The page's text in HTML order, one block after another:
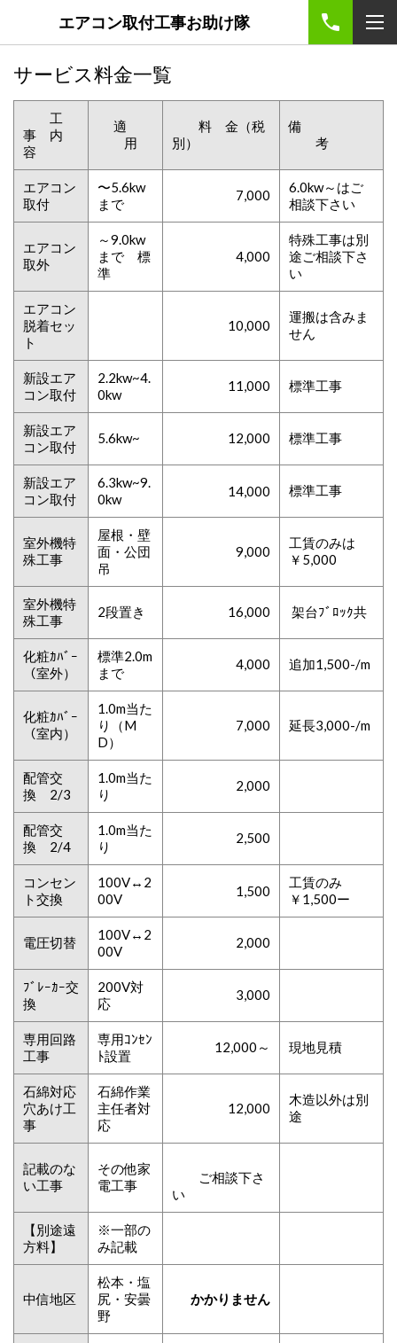
エアコン取付工事お助け隊
サービス料金一覧
工
事 内
容
適
用
料 金（税
別）
備
考
エアコン
取付
〜5.6kw
まで
7,000
6.0kw～はご
相談下さい
エアコン
取外
～9.0kw
まで 標
準
4,000
特殊工事は別
途ご相談下さ
い
エアコン
脱着セッ
ト
10,000
運搬は含みま
せん
新設エア
コン取付
2.2kw~4.
0kw
11,000 標準工事
新設エア
コン取付
5.6kw~ 12,000 標準工事
新設エア
コン取付
6.3kw~9.
0kw
14,000 標準工事
室外機特
殊工事
屋根・壁
面・公団
吊
9,000
工賃のみは
￥5,000
室外機特
殊工事
2段置き 16,000 架台ﾌﾞﾛｯｸ共
化粧ｶﾊﾞｰ
（室外）
標準2.0m
まで
4,000 追加1,500-/m
化粧ｶﾊﾞｰ
（室内）
1.0m当た
り（M
D）
7,000 延長3,000-/m
配管交
換 2/3
1.0m当た
り
2,000
配管交
換 2/4
1.0m当た
り
2,500
コンセン
ト交換
100V↔2
00V
1,500
工賃のみ
￥1,500ー
電圧切替
100V↔2
00V
2,000
ﾌﾞﾚｰｶｰ交
換
200V対
応
3,000
専用回路
工事
専用ｺﾝｾﾝ
ﾄ設置
12,000～ 現地見積
石綿対応
穴あけ工
事
石綿作業
主任者対
応
12,000
木造以外は別
途
記載のな
い工事
その他家
電工事
ご相談下さ
い
【別途遠
方料】
※一部の
み記載
中信地区
松本・塩
尻・安曇
野
かかりません